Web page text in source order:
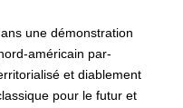
une démonstration
américain par-
et diablement
pour le futur et